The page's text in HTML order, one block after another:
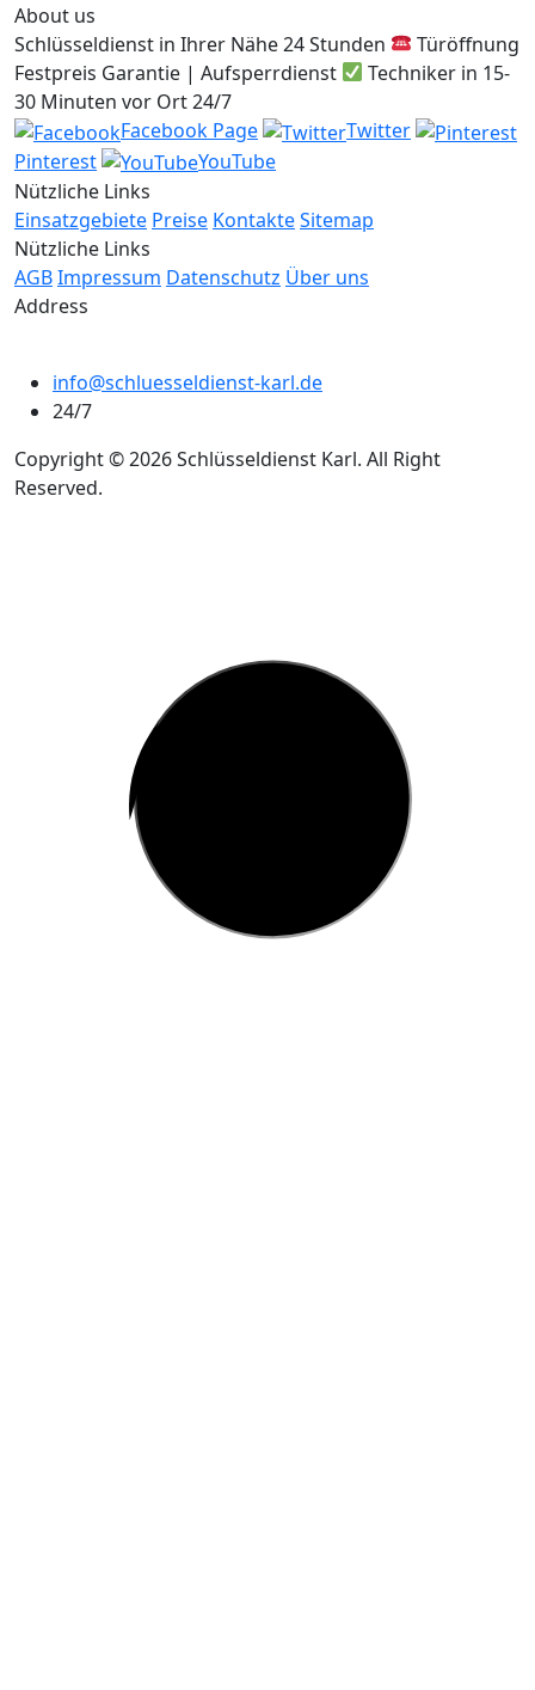
About us
Schlüsseldienst in Ihrer Nähe 24 Stunden
Türöffnung
Festpreis Garantie | Aufsperrdienst
Techniker in 15-
30 Minuten vor Ort 24/7
Facebook Page
Twitter
Pinterest
YouTube
Nützliche Links
Einsatzgebiete Preise KontakteSitemap
Nützliche Links
AGBImpressum Datenschutz Über uns
Address
info@schluesseldienst-karl.de
24/7
Copyright © 2026 Schlüsseldienst Karl. All Right
Reserved.